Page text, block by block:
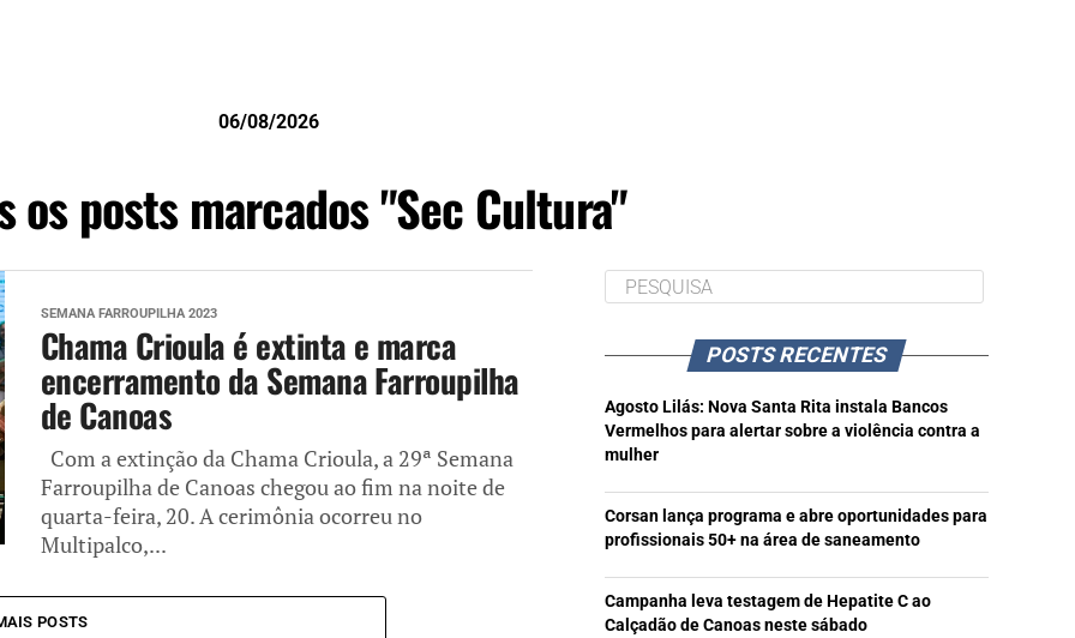
06/08/2026
os posts marcados "Sec Cultura"
SEMANA FARROUPILHA 2023
Chama Crioula é extinta e marca
encerramento da Semana Farroupilha
de Canoas
Com a extinção da Chama Crioula, a 29ª Semana
Farroupilha de Canoas chegou ao fim na noite de
quarta-feira, 20. A cerimônia ocorreu no
Multipalco,...
POSTS
POSTS RECENTES
Agosto Lilás: Nova Santa Rita instala Bancos
Vermelhos para alertar sobre a violência contra a
mulher
Corsan lança programa e abre oportunidades para
profissionais 50+ na área de saneamento
Campanha leva testagem de Hepatite C ao
Calçadão de Canoas neste sábado